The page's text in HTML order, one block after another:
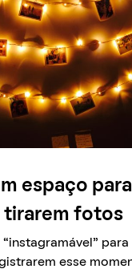
espaço
tirarem fotos
esse